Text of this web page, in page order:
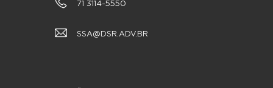
71 3114-5550
SSA@DSR.ADV.BR